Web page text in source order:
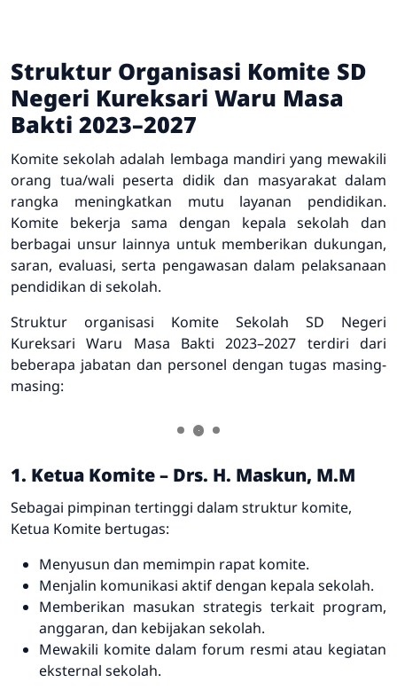
Struktur Organisasi Komite SD
Negeri Kureksari Waru Masa
Bakti 2023–2027
Komite sekolah adalah lembaga mandiri yang mewakili
orang tua/wali peserta didik dan masyarakat dalam
rangka meningkatkan mutu layanan pendidikan.
Komite bekerja sama dengan kepala sekolah dan
berbagai unsur lainnya untuk memberikan dukungan,
saran, evaluasi, serta pengawasan dalam pelaksanaan
pendidikan di sekolah.
Struktur organisasi Komite Sekolah SD Negeri
Kureksari Waru Masa Bakti 2023–2027 terdiri dari
beberapa jabatan dan personel dengan tugas masing-
masing:
1. Ketua Komite – Drs. H. Maskun, M.M
Sebagai pimpinan tertinggi dalam struktur komite,
Ketua Komite bertugas:
Menyusun dan memimpin rapat komite.
Menjalin komunikasi aktif dengan kepala sekolah.
Memberikan masukan strategis terkait program,
anggaran, dan kebijakan sekolah.
Mewakili komite dalam forum resmi atau kegiatan
eksternal sekolah.